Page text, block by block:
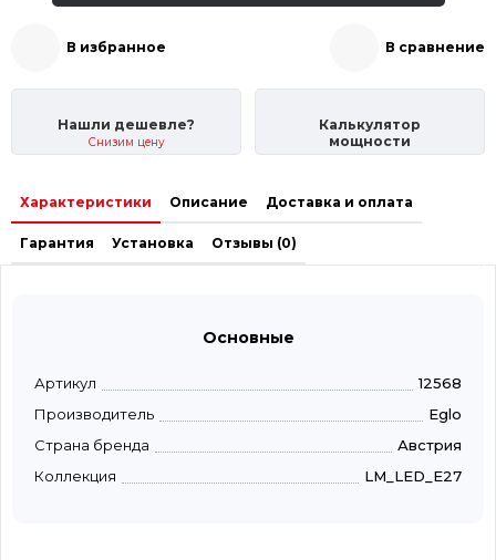
В избранное В сравнение
Нашли дешевле?
Снизим цену
Калькулятор
мощности
Характеристики Описание Доставка и оплата
Гарантия Установка Отзывы (0)
Основные
Артикул
12568
Производитель
Eglo
Страна бренда
Австрия
Коллекция
LM_LED_E27